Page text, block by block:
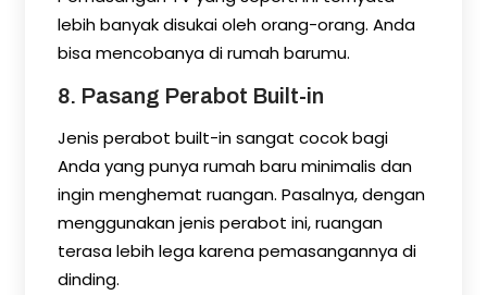
lebih banyak disukai oleh orang-orang. Anda
bisa mencobanya di rumah barumu.
8. Pasang Perabot Built-in
Jenis perabot built-in sangat cocok bagi
Anda yang punya rumah baru minimalis dan
ingin menghemat ruangan. Pasalnya, dengan
menggunakan jenis perabot ini, ruangan
terasa lebih lega karena pemasangannya di
dinding.